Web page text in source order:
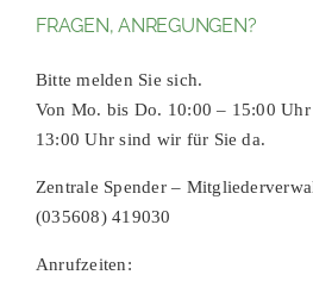
FRAGEN, ANREGUNGEN?
Bitte melden Sie sich.
Von Mo. bis Do. 10:00 – 15:00
13:00 Uhr sind wir für Sie da.
Zentrale Spender –
(035608) 419030
Anrufzeiten: